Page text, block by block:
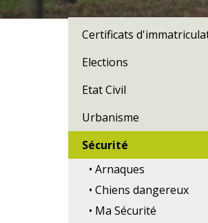
Certificats
Elections
Etat Civil
Urbanisme
Sécurité
• Arnaques
• Chiens dangereux
• Ma Sécurité